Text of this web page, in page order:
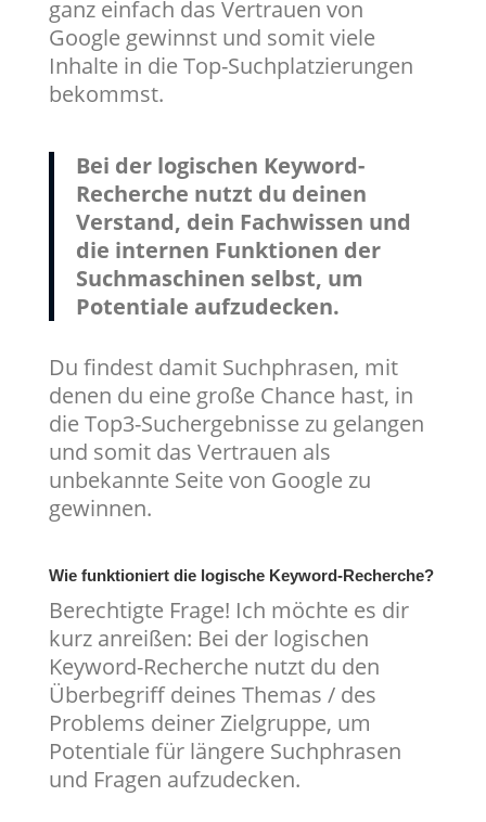
ganz einfach das Vertrauen von
Google gewinnst und somit viele
Inhalte in die Top-Suchplatzierungen
bekommst.
Bei der logischen Keyword-
Recherche nutzt du deinen
Verstand, dein Fachwissen und
die internen Funktionen der
Suchmaschinen selbst, um
Potentiale aufzudecken.
Du findest damit Suchphrasen, mit
denen du eine große Chance hast, in
die Top3-Suchergebnisse zu gelangen
und somit das Vertrauen als
unbekannte Seite von Google zu
gewinnen.
Wie funktioniert die logische Keyword-Recherche?
Berechtigte Frage! Ich möchte es dir
kurz anreißen: Bei der logischen
Keyword-Recherche nutzt du den
Überbegriff deines Themas / des
Problems deiner Zielgruppe, um
Potentiale für längere Suchphrasen
und Fragen aufzudecken.